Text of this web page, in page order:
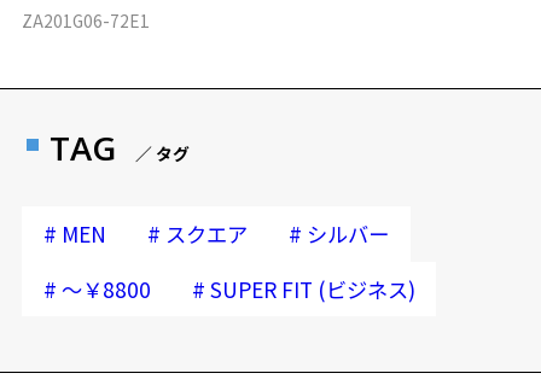
再入荷お知らせメールのお申し込み
ZA201G06-72E1
TAG ／ タグ
# MEN # スクエア # シルバー
# ～￥8800 # SUPER FIT (ビジネス)